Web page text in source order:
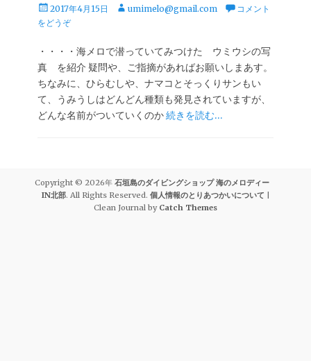
投
稿
2017年4月15日
投 umimelo@gmail.com
コメント
をどうぞ
・・・・海メロで潜っていてみつけた ウミウシの写
真 を紹介 疑問や、ご指摘があればお願いしまあす。
ちなみに、ひらむしや、ナマコとそっくりサンもい
て、うみうしはどんどん種類も発見されていますが、
どんな名前がついていくのか続きを読む…
Copyright © 2026年 石垣島のダイビングショップ 海のメロディー
IN北部. All Rights Reserved. 個人情報のとりあつかいについて
Clean Journal by Catch Themes